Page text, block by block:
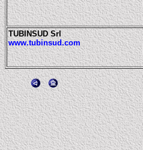
TUBINSUD Srl
www.tubinsud.com